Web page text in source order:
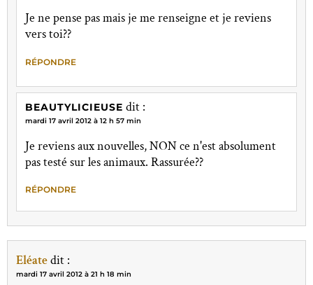
Je ne pense pas mais je me renseigne et je reviens
vers toi??
RÉPONDRE
BEAUTYLICIEUSE dit :
mardi 17 avril 2012 à 12 h 57 min
Je reviens aux nouvelles, NON ce n'est absolument
pas testé sur les animaux. Rassurée??
RÉPONDRE
Eléatedit :
mardi 17 avril 2012 à 21 h 18 min